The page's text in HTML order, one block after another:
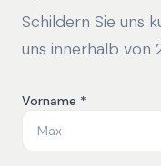
Schildern Sie uns
uns innerhalb von
Vorname *